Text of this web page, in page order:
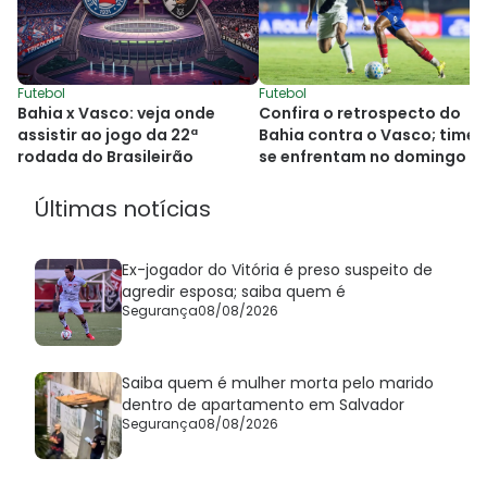
Futebol
Bahia x Vasco: veja onde
assistir ao jogo da 22ª
rodada do Brasileirão
Futebol
Confira o retrospecto do
Bahia contra o Vasco; times
se enfrentam no domingo
Últimas notícias
Ex-jogador do Vitória é preso suspeito de
agredir esposa; saiba quem é
Segurança08/08/2026
Saiba quem é mulher morta pelo marido
dentro de apartamento em Salvador
Segurança08/08/2026